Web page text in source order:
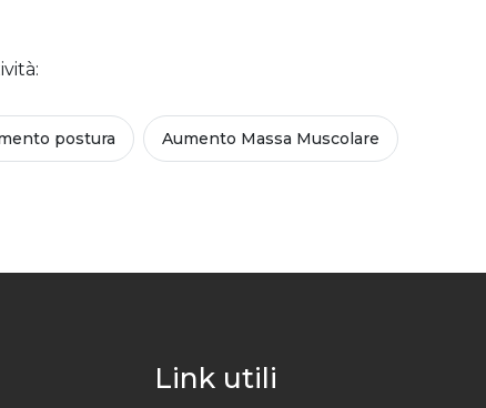
postura Aumento Massa Muscolare
Link utili